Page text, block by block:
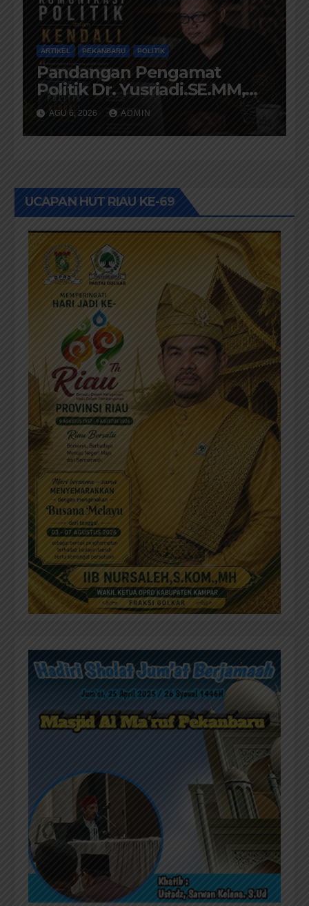
ARTIKEL PEKANBARU POLITIK
Pandangan Pengamat
Politik Dr. Yusriadi.SE.MM,
Tentang Buku Dr. (Cand)
Liza Fitriani S. Kom M. Ikom
AGU 6, 2026 ADMIN
UCAPAN HUT RIAU KE-69